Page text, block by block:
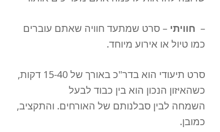
– חוויתי – סרט שמתעד חוויה שאתם עוברים
כמו טיול או אירוע מיוחד.
סרט תיעודי הוא בדר"כ באורך של 15-40 דקות,
כשהאיזון הנכון הוא בין כבוד לבעל
השמחה לבין סבלנותם של האורחים. והתקציב,
כמובן.